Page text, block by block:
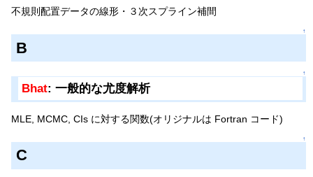
不規則配置データの線形・３次スプライン補間
↑
B
↑
Bhat: 一般的な尤度解析
MLE, MCMC, CIs に対する関数(オリジナルは Fortran コード)
↑
C